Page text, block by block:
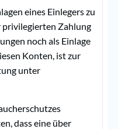
eines Einlegers zu
privilegierten Zahlung
noch als Einlage
Konten, ist zur
unter
dass eine über